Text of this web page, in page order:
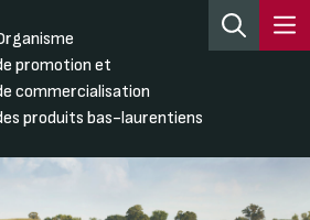
promotion et
commercialisation
produits bas-laurentiens